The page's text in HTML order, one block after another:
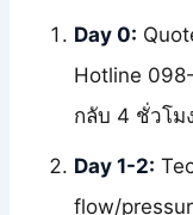
Day 0:
Hotline
กลับ 4 ชั่วโม
Day 1-2:
flow/